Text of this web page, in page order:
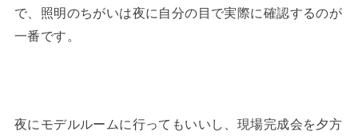
で、照明のちがいは夜に自分の目で実際に確認するのが
一番です。
夜にモデルルームに行ってもいいし、現場完成会を夕方